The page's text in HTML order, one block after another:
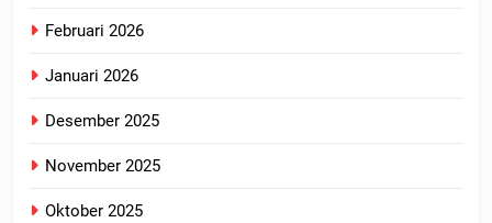
Februari 2026
Januari 2026
Desember 2025
November 2025
Oktober 2025